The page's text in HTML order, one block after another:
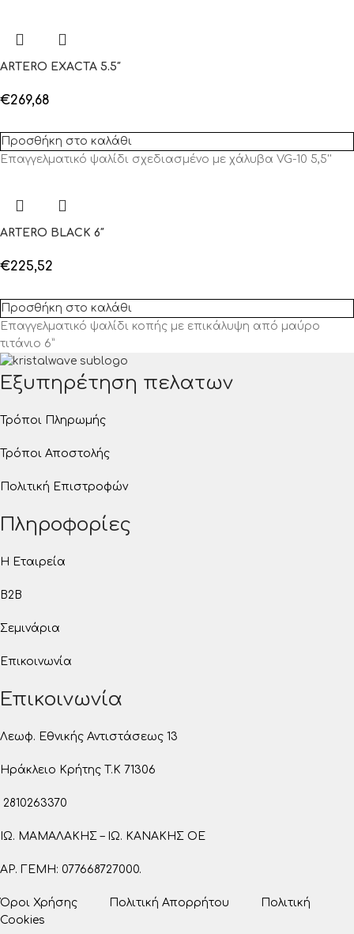
ARTERO EXACTA 5.5″
€269,68
Προσθήκη στο καλάθι
Επαγγελματικό ψαλίδι σχεδιασμένο με χάλυβα VG-10 5,5''
ARTERO BLACK 6″
€225,52
Προσθήκη στο καλάθι
Επαγγελματικό ψαλίδι κοπής με επικάλυψη από μαύρο
τιτάνιο 6”
Εξυπηρέτηση πελατων
Τρόποι Πληρωμής
Τρόποι Αποστολής
Πολιτική Επιστροφών
Πληροφορίες
Η Εταιρεία
B2B
Σεμινάρια
Επικοινωνία
Επικοινωνία
Λεωφ. Εθνικής Αντιστάσεως 13
Ηράκλειο Κρήτης T.K 71306
2810263370
ΙΩ. ΜΑΜΑΛΑΚΗΣ – ΙΩ. ΚΑΝΑΚΗΣ ΟΕ
ΑΡ. ΓΕΜΗ: 077668727000.
Όροι Χρήσης Πολιτική Απορρήτου Πολιτική
Cookies